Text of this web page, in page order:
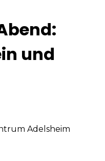
und
Adelsheim